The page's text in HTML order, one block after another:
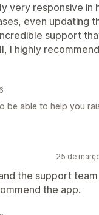
very responsive in
even updating
support
I highly
be able to help you
25 de
the support
the app.